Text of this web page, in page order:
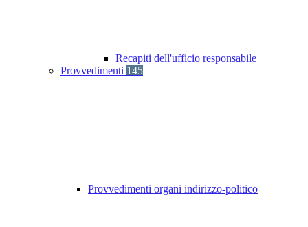
Recapiti dell'ufficio responsabile
Provvedimenti 145
Provvedimenti organi indirizzo-politico